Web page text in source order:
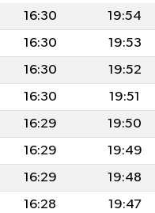
16:30 19:54
16:30 19:53
16:30 19:52
16:30 19:51
16:29 19:50
16:29 19:49
16:29 19:48
16:28 19:47